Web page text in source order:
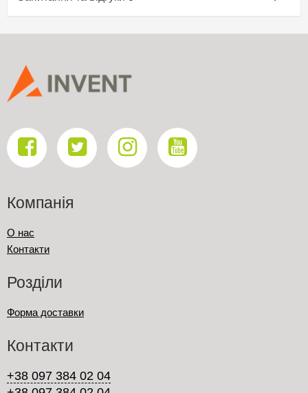
Компанія
О нас
Контакти
Розділи
Форма доставки
Контакти
+38 097 384 02 04